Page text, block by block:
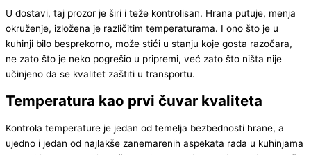
U dostavi, taj prozor je širi i teže kontrolisan. Hrana putuje, menja
okruženje, izložena je različitim temperaturama. I ono što je u
kuhinji bilo besprekorno, može stići u stanju koje gosta razočara,
ne zato što je neko pogrešio u pripremi, već zato što ništa nije
učinjeno da se kvalitet zaštiti u transportu.
Temperatura kao prvi čuvar kvaliteta
Kontrola temperature je jedan od temelja bezbednosti hrane, a
ujedno i jedan od najlakše zanemarenih aspekata rada u kuhinjama